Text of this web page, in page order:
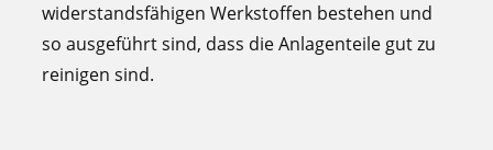
widerstandsfähigen Werkstoffen bestehen und
so ausgeführt sind, dass die Anlagenteile gut zu
reinigen sind.